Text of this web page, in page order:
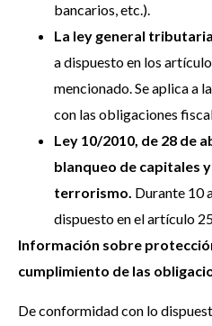
bancarios, etc.).
La ley general
a dispuesto en los
mencionado. Se aplica a
con las obligaciones
Ley 10/2010, de 28 de
blanqueo de capitales
terrorismo. Durante 10
dispuesto en el artículo
Información sobre
cumplimiento de las
De conformidad con lo